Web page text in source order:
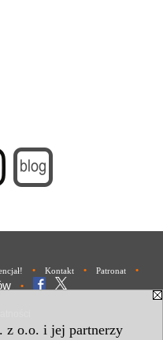
z o.o. i jej partnerzy
• Kontakt • Patronat •
•